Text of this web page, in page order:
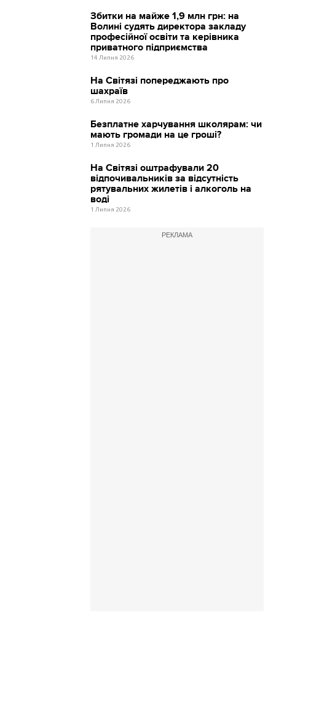
Збитки на майже 1,9 млн грн: на
Волині судять директора закладу
професійної освіти та керівника
приватного підприємства
14 Липня 2026
На Світязі попереджають про
шахраїв
6 Липня 2026
Безплатне харчування школярам: чи
мають громади на це гроші?
1 Липня 2026
На Світязі оштрафували 20
відпочивальників за відсутність
рятувальних жилетів і алкоголь на
воді
1 Липня 2026
РЕКЛАМА